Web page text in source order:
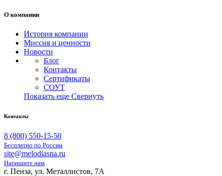
О компании
История компании
Миссия и ценности
Новости
Блог
Контакты
Сертификаты
СОУТ
Показать еще Свернуть
Контакты
8 (800) 550-15-50
Бесплатно по России
site@melodiasna.ru
Напишите нам
г. Пенза, ул. Металлистов, 7А